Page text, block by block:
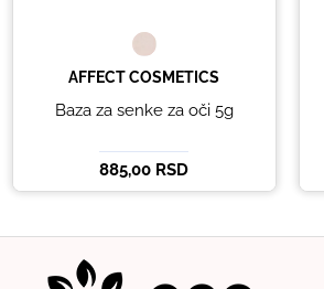
AFFECT COSMETICS
Baza za senke za oči 5g
885,00 RSD